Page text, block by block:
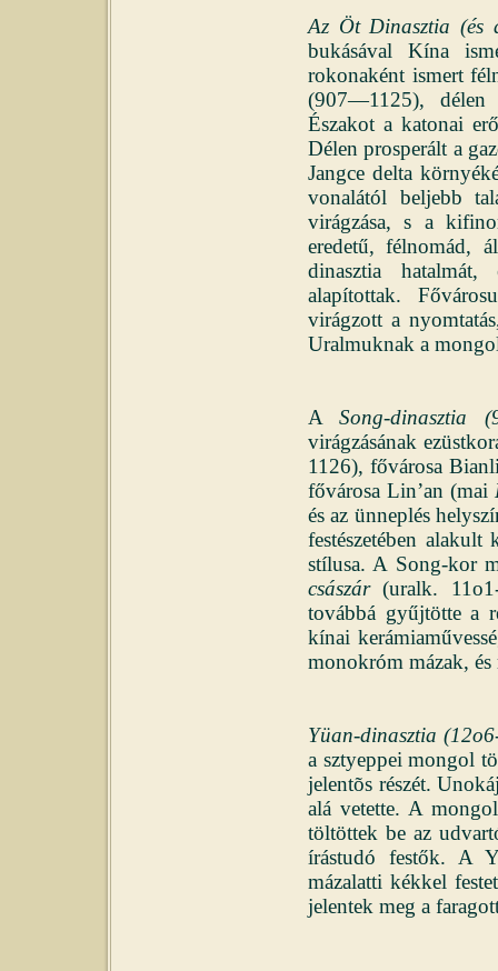
Az Öt Dinasztia (és
bukásával Kína
rokonaként ismert
(907—1125), délen
Északot a katonai
Délen prosperált a
Jangce delta
vonalától beljebb
virágzása, s a
eredetű, félnomád,
dinasztia
alapítottak.
virágzott a
Uralmuknak a
ASong-dinasztia
virágzásának
1126), fővárosa
fővárosa Lin’an (mai
és az ünneplés
festészetében
stílusa. A Song-kor
császár(uralk.
továbbá gyűjtötte a
kínai
monokróm mázak,
Yüan-dinasztia
a sztyeppei mongol
jelentõs részét.
alá vetette. A
töltöttek be az
írástudó festők. A
mázalatti kékkel
jelentek meg a